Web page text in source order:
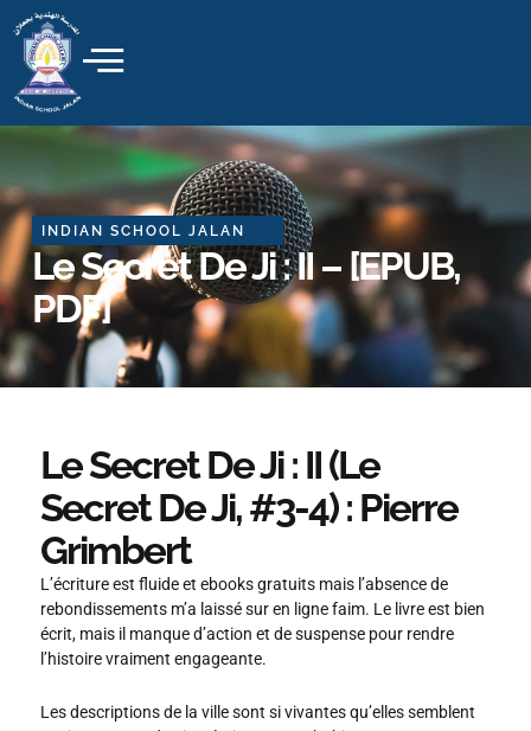
to
content
INDIAN SCHOOL JALAN
Le Secret De Ji : II – [EPUB,
PDF]
Le Secret De Ji : II (Le
Secret De Ji, #3-4) : Pierre
Grimbert
L’écriture est fluide et ebooks gratuits mais l’absence de
rebondissements m’a laissé sur en ligne faim. Le livre est bien
écrit, mais il manque d’action et de suspense pour rendre
l’histoire vraiment engageante.
Les descriptions de la ville sont si vivantes qu’elles semblent